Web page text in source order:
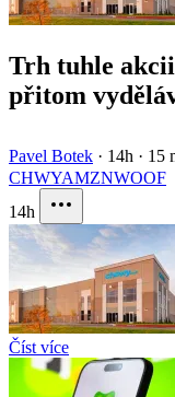
Trh tuhle
přitom
Pavel Botek · 14h · 15
CHWYAMZNWOOF
14h
Číst více